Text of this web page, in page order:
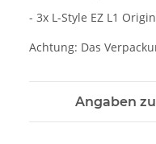
- 3x L-Style EZ L1
Achtung: Das
Angaben